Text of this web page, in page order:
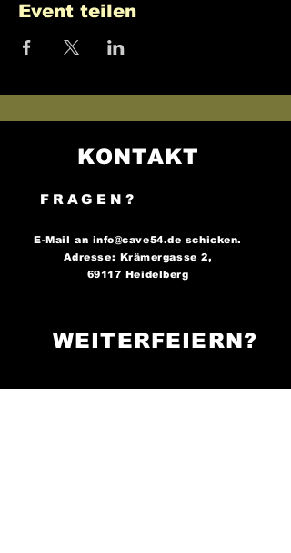
Event teilen
KONTAKT
FRAGEN?
E-Mail an info@cave54.de schicken.
Adresse: Krämergasse 2,
69117 Heidelberg
WEITERFEIERN?